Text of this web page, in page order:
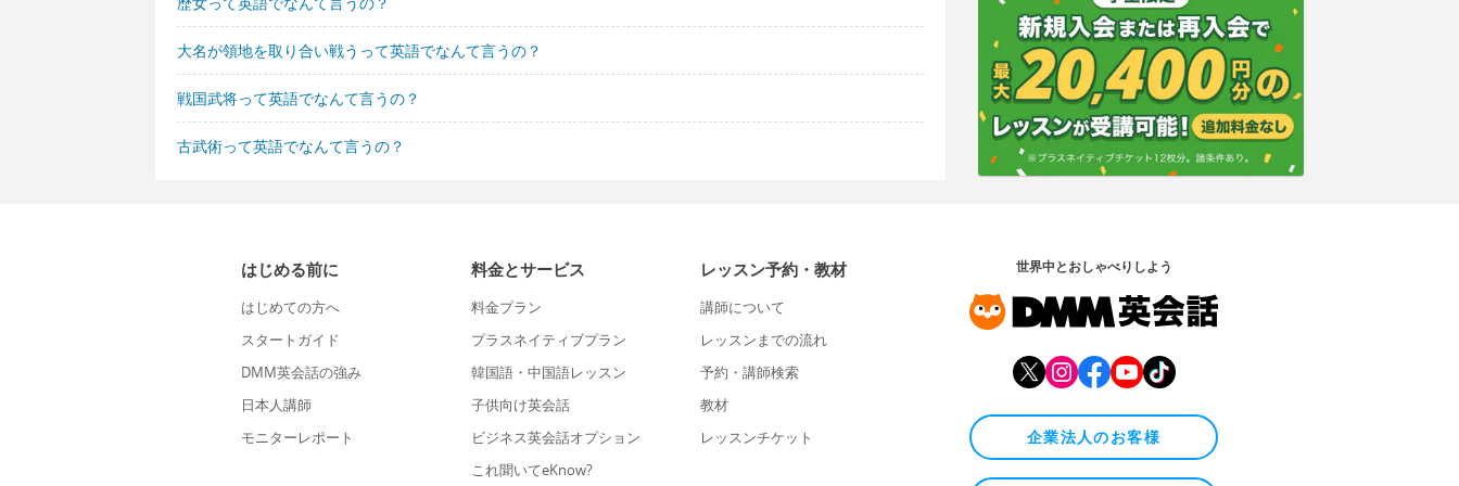
大名が領地を取り合い戦うって英語でなんて言うの？
戦国武将って英語でなんて言うの？
古武術って英語でなんて言うの？
はじめる前に
はじめての方へ
スタートガイド
DMM英会話の強み
日本人講師
モニターレポート
料金とサービス
料金プラン
プラスネイティブプラン
韓国語・中国語レッスン
子供向け英会話
ビジネス英会話オプション
これ聞いてeKnow?
レッスン予約・教材
講師について
レッスンまでの流れ
予約・講師検索
教材
レッスンチケット
世界中とおしゃべりしよう
企業法人のお客様